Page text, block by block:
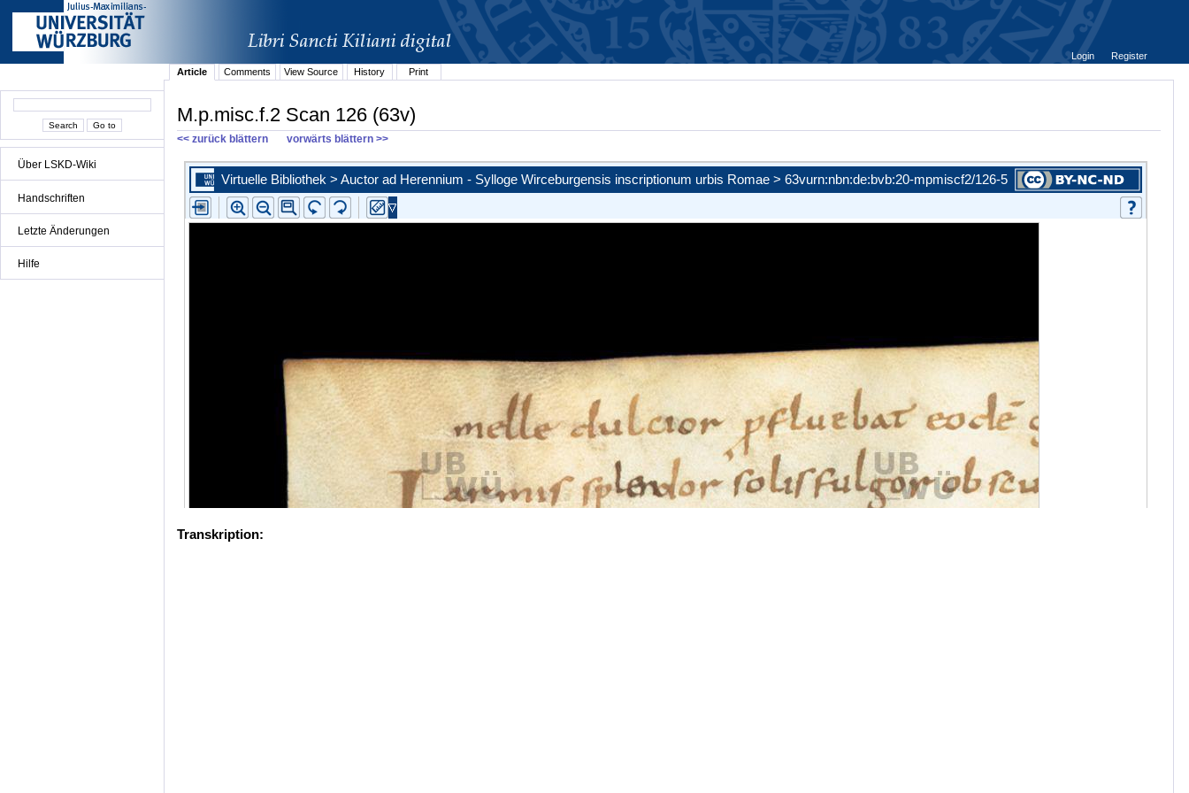
Über LSKD-Wiki
Handschriften
Letzte Änderungen
Hilfe
Login
Register
Article
Comments View Source History Print
M.p.misc.f.2 Scan 126 (63v)
<< zurück blättern vorwärts blättern >>
Transkription: